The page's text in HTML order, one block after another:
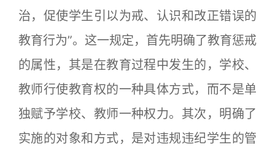
治，促使学生引以为戒、认识和改正错误的
教育行为”。这一规定，首先明确了教育惩戒
的属性，其是在教育过程中发生的，学校、
教师行使教育权的一种具体方式，而不是单
独赋予学校、教师一种权力。其次，明确了
实施的对象和方式，是对违规违纪学生的管